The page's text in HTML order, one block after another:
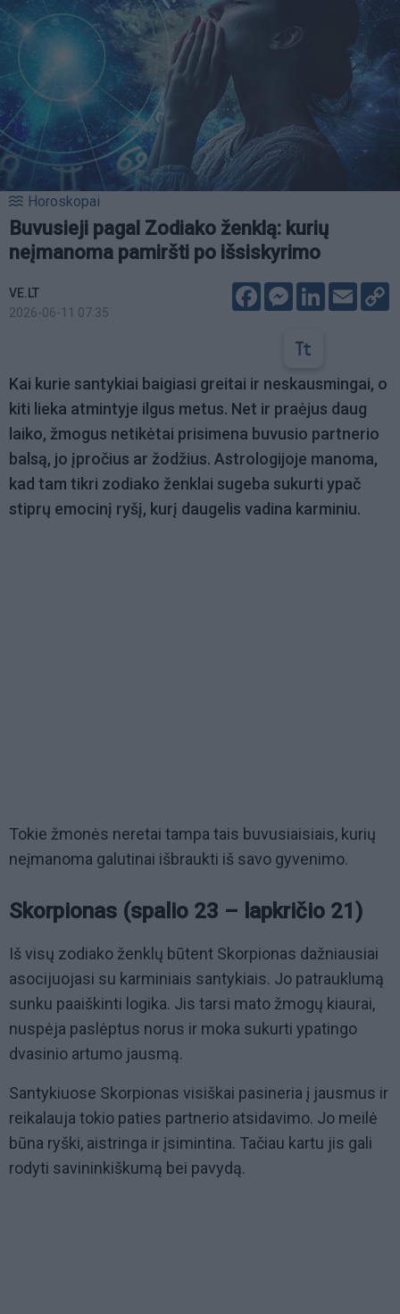
Horoskopai
Buvusieji pagal Zodiako ženklą: kurių
neįmanoma pamiršti po išsiskyrimo
VE.LT
2026-06-11 07:35
FacebookMessenger
LinkedIn
Email
Kai kurie santykiai baigiasi greitai ir neskausmingai, o
kiti lieka atmintyje ilgus metus. Net ir praėjus daug
laiko, žmogus netikėtai prisimena buvusio partnerio
balsą, jo įpročius ar žodžius. Astrologijoje manoma,
kad tam tikri zodiako ženklai sugeba sukurti ypač
stiprų emocinį ryšį, kurį daugelis vadina karminiu.
Tokie žmonės neretai tampa tais buvusiaisiais, kurių
neįmanoma galutinai išbraukti iš savo gyvenimo.
Skorpionas (spalio 23 – lapkričio 21)
Iš visų zodiako ženklų būtent Skorpionas dažniausiai
asocijuojasi su karminiais santykiais. Jo patrauklumą
sunku paaiškinti logika. Jis tarsi mato žmogų kiaurai,
nuspėja paslėptus norus ir moka sukurti ypatingo
dvasinio artumo jausmą.
Santykiuose Skorpionas visiškai pasineria į jausmus ir
reikalauja tokio paties partnerio atsidavimo. Jo meilė
būna ryški, aistringa ir įsimintina. Tačiau kartu jis gali
rodyti savininkiškumą bei pavydą.